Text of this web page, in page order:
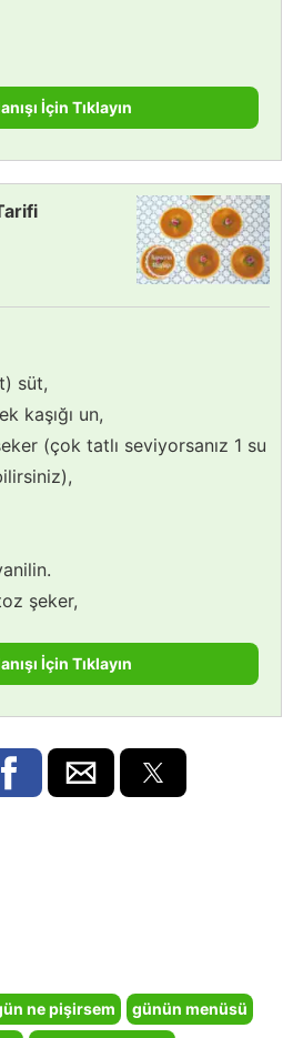
İçin Tıklayın
süt,
kaşığı un,
(çok tatlı seviyorsanız 1 su
şeker,
İçin Tıklayın
ne pişirsem
günün menüsü